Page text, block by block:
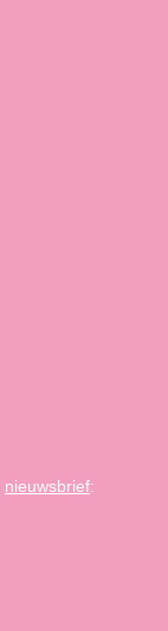
nieuwsbrief: